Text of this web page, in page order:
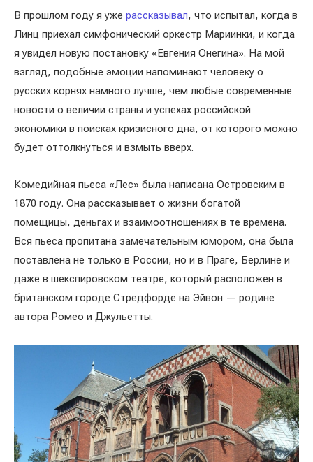
В прошлом году я уже рассказывал, что испытал, когда в
Линц приехал симфонический оркестр Мариинки, и когда
я увидел новую постановку «Евгения Онегина». На мой
взгляд, подобные эмоции напоминают человеку о
русских корнях намного лучше, чем любые современные
новости о величии страны и успехах российской
экономики в поисках кризисного дна, от которого можно
будет оттолкнуться и взмыть вверх.
Комедийная пьеса «Лес» была написана Островским в
1870 году. Она рассказывает о жизни богатой
помещицы, деньгах и взаимоотношениях в те времена.
Вся пьеса пропитана замечательным юмором, она была
поставлена не только в России, но и в Праге, Берлине и
даже в шекспировском театре, который расположен в
британском городе Стредфорде на Эйвон — родине
автора Ромео и Джульетты.